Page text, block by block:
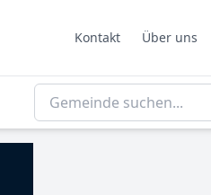
Kontakt Über uns